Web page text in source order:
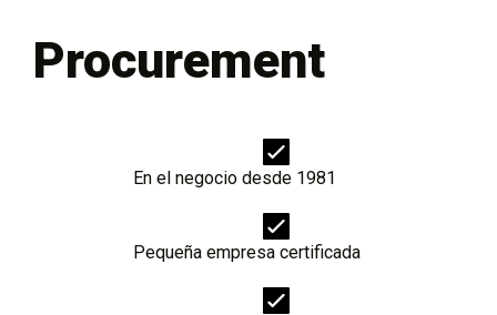
Procurement
En el negocio desde 1981
Pequeña empresa certificada